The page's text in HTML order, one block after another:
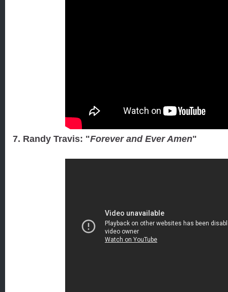
7. Randy Travis: "Forever and Ever Amen"